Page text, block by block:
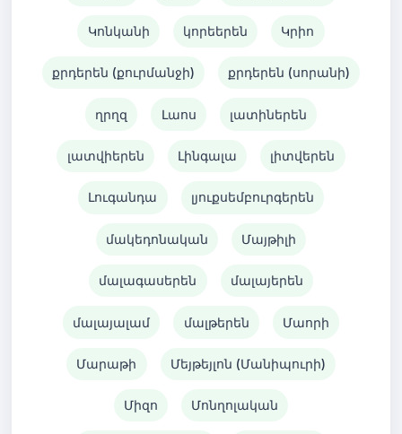
Կոնկանի կորեերեն Կրիո
քրդերեն (քուրմանջի) քրդերեն (սորանի)
ղրղզ Լաոս լատիներեն
լատվիերեն Լինգալա լիտվերեն
Լուգանդա լյուքսեմբուրգերեն
մակեդոնական Մայթիլի
մալագասերեն մալայերեն
մալայալամ մալթերեն Մաորի
Մարաթի Մեյթեյլոն (Մանիպուրի)
Միզո Մոնղոլական